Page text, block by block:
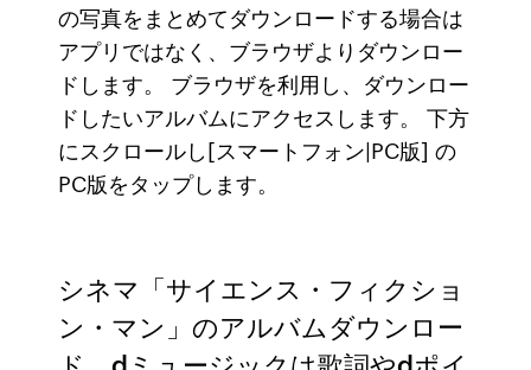
の写真をまとめてダウンロードする場合は
アプリではなく、ブラウザよりダウンロー
ドします。 ブラウザを利用し、ダウンロー
ドしたいアルバムにアクセスします。 下方
にスクロールし[スマートフォン|PC版] の
PC版をタップします。
シネマ「サイエンス・フィクショ
ン・マン」のアルバムダウンロー